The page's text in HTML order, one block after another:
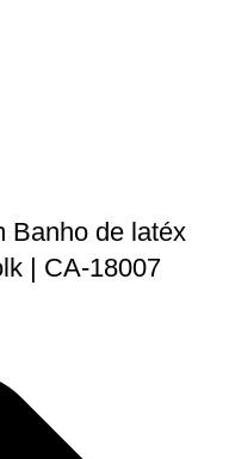
Banho de latéx
| CA-18007